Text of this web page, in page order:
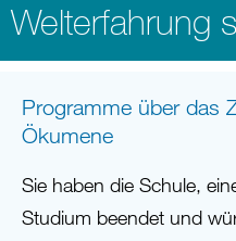
Welterfahrung
Programme über das
Ökumene
Sie haben die Schule,
Studium beendet und